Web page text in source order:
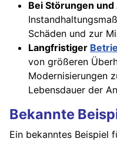
Bei Störungen
Schäden und zur
Langfristiger
von größeren
Modernisierungen
Lebensdauer der
Bekannte
Ein bekanntes Beispiel